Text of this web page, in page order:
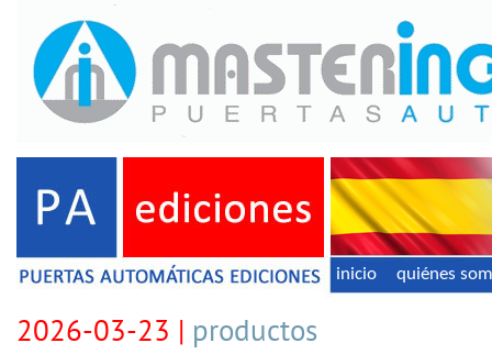
inicio quiénes
2026-03-23 | productos